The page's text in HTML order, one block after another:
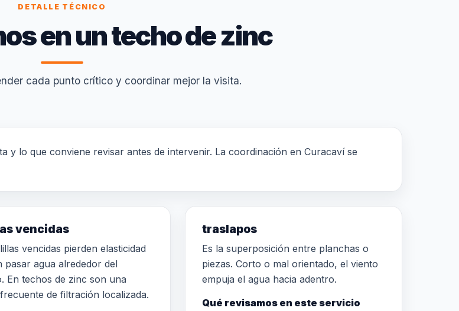
DETALLE TÉCNICO
en un techo de zinc
cada punto crítico y coordinar mejor la visita.
y lo que conviene revisar antes de intervenir. La coordinación en Curacaví se
vencidas
vencidas pierden elasticidad
pasar agua alrededor del
En techos de zinc son una
de filtración localizada.
traslapos
Es la superposición entre planchas o
piezas. Corto o mal orientado, el viento
empuja el agua hacia adentro.
Qué revisamos en este servicio